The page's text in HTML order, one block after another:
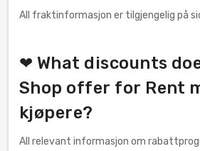
All fraktinformasjon er tilgjengelig på
❤ What discounts
Shop offer for Rent
kjøpere?
All relevant informasjon om